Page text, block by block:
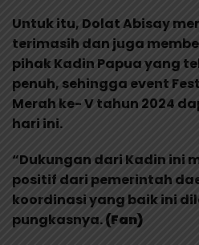
Untuk itu, Dolat Abisay
terimasih dan juga
pihak Kadin Papua yang
penuh, sehingga event
Merah ke- V tahun 2024
hari ini.
“Dukungan dari Kadin ini
positif dari pemerintah
koordinasi yang baik ini
pungkasnya.(Fan)